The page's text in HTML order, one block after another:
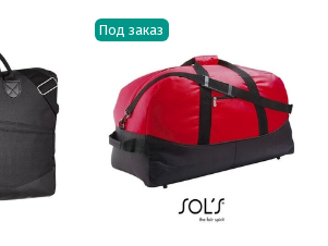
Под заказ